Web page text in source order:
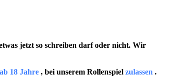
jetzt so schreiben darf oder nicht. Wir
ab 18 Jahre , bei unserem Rollenspiel zulassen .